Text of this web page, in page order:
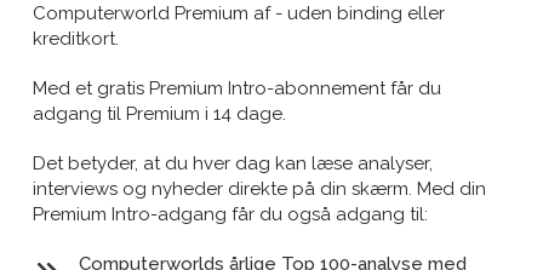
Computerworld Premium af - uden binding eller
kreditkort.
Med et gratis Premium Intro-abonnement får du
adgang til Premium i 14 dage.
Det betyder, at du hver dag kan læse analyser,
interviews og nyheder direkte på din skærm. Med din
Premium Intro-adgang får du også adgang til:
Computerworlds årlige Top 100-analyse med